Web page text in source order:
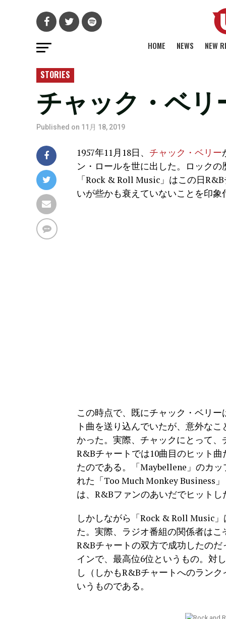
HOME NEWS NEW
STORIES
チャック・ベ
Published on 11月 18, 2019
1957年11月18日、 チャック・ベリー
ン・ロールを世に出した。ロック
「Rock & Roll Music」はこの日
いが些かも衰えていないことを印象
この時点で、既にチャック・ベリ
ト曲を送り込んでいたが、意外な
かった。実際、チャックにとって
R&Bチャートでは10曲目のヒット
たのである。「Maybellene」のカ
れた「Too Much Monkey Business
は、R&Bファンのあいだでヒット
しかしながら「Rock & Roll Music
た。実際、ラジオ番組の関係者は
R&Bチャートの双方で成功したの
インで、最高位6位というもの。対
し（しかもR&Bチャートへのラン
いうものである。